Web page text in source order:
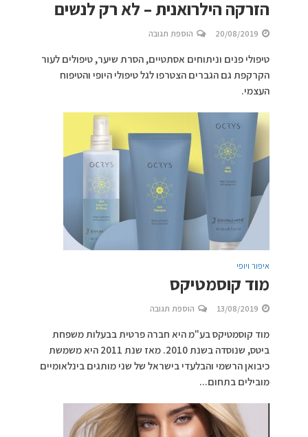
הזרקה הילרואנית – לא רק לנשים
20/08/2019 הוספת תגובה
טיפולי פנים וניתוחים אסתטיים, הסרת שיער, טיפולים לעור
הקרקפת גם הגברים הצטרפו לגל טיפולי היופי והטיפוח
העצמי.
איפור ויופי
מוד קוסמטיקס
13/08/2019 הוספת תגובה
מוד קוסמטיקס בע"מ היא חברה פרטית בבעלות משפחת
ביטס, שנוסדה בשנת 2010. מאז שנת 2011 היא משמשת
כיבואן הרשמי והבלעדי בישראל של שני מותגים בינלאומיים
מובילים בתחום...